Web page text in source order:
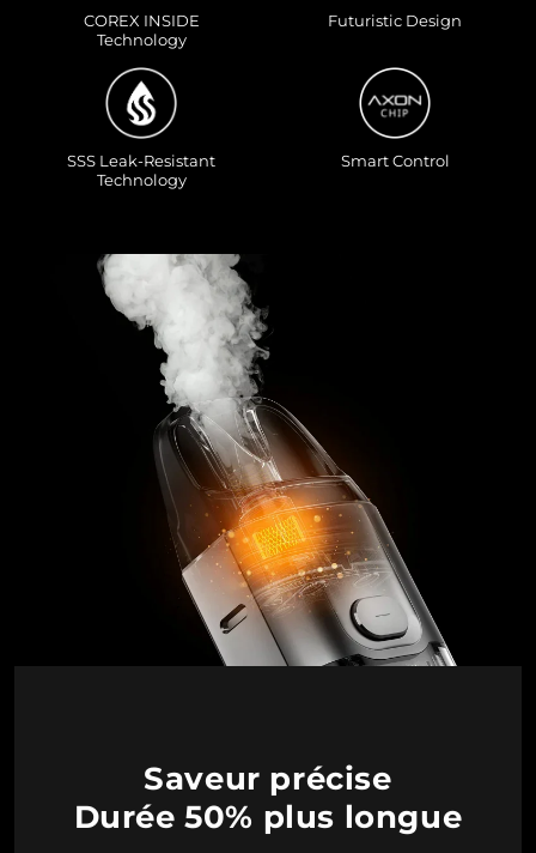
COREX INSIDE
Technology
Futuristic Design
SSS Leak-Resistant
Technology
Smart Control
Saveur précise
Durée 50% plus longue